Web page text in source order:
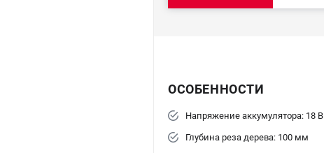
ОСОБЕННОСТИ
Напряжение аккумулятора: 18 В
Глубина реза дерева: 100 мм